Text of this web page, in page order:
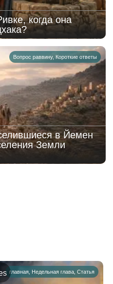
когда она
Вопрос раввину, Короткие ответы
в Йемен
Земли
главная Недельная глава Статья